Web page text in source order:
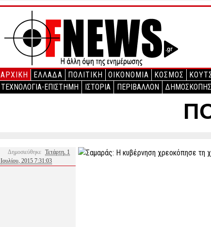
ΑΡΧΙΚΉ ΕΛΛΑΔΑ ΠΟΛΙΤΙΚΗ ΟΙΚΟΝΟΜΙΑ ΚΟΣΜΟΣ
ΤΕΧΝΟΛΟΓΙΑ-ΕΠΙΣΤΗΜΗ
ΙΣΤΟΡΙΑ ΠΕΡΙΒΑΛΛΟΝ
Δημοσιεύθηκε Τετάρτη, 1
Ιουλίου, 2015 7:31:03